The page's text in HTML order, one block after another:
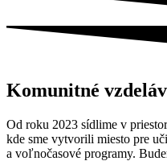
Komunitné
Od roku 2023 sídlime v
kde sme vytvorili miesto pre
a voľnočasové programy.